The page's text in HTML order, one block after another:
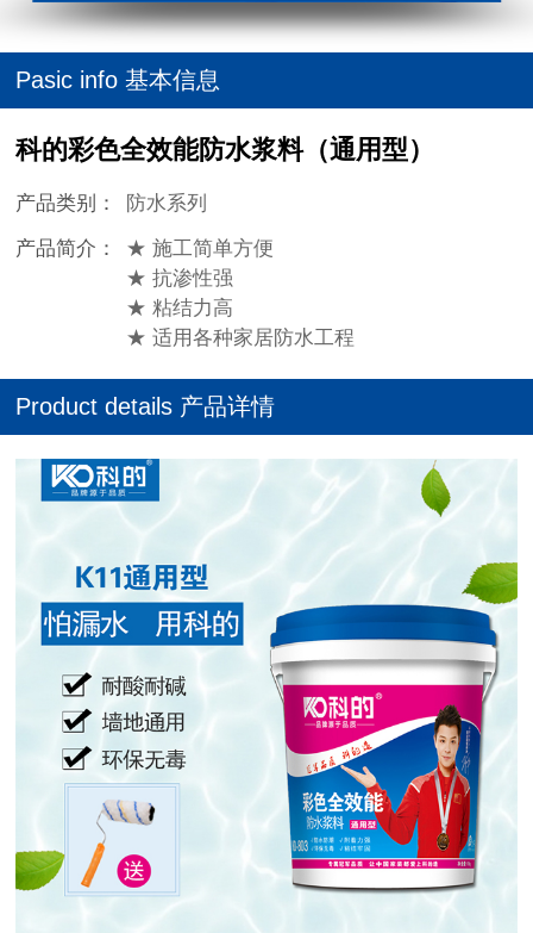
Pasic info 基本信息
科的彩色全效能防水浆料（通用型）
产品类别：
防水系列
产品简介：
★ 施工简单方便
★ 抗渗性强
★ 粘结力高
★ 适用各种家居防水工程
Product details 产品详情